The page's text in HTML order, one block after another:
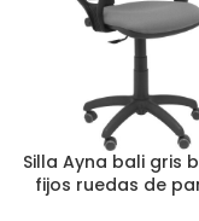
Silla Ayna bali gris
fijos ruedas de